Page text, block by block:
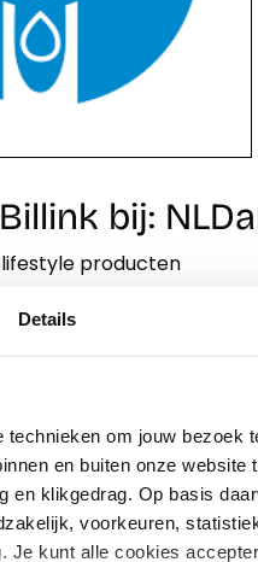
Details
om jouw bezoek
en buiten onze website
klikgedrag. Op basis
voorkeuren,
kunt alle cookies
bij:
lifestyle producten